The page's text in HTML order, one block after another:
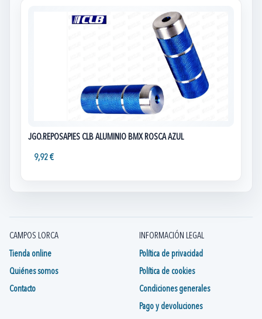
JGO.REPOSAPIES CLB ALUMINIO BMX ROSCA AZUL
9,92 €
CAMPOS LORCA
Tienda online
Quiénes somos
Contacto
INFORMACIÓN LEGAL
Política de privacidad
Política de cookies
Condiciones generales
Pago y devoluciones